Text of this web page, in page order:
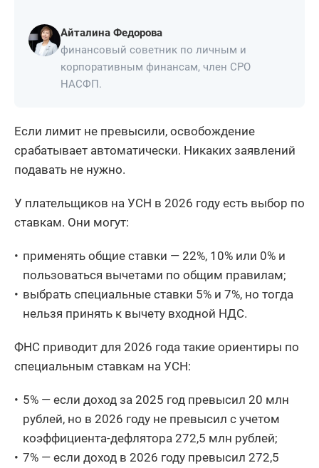
Айталина Федорова
финансовый советник по личным и
корпоративным финансам, член СРО
НАСФП.
Если лимит не превысили, освобождение
срабатывает автоматически. Никаких заявлений
подавать не нужно.
У плательщиков на УСН в 2026 году есть выбор по
ставкам. Они могут:
применять общие ставки — 22%, 10% или 0% и
пользоваться вычетами по общим правилам;
выбрать специальные ставки 5% и 7%, но тогда
нельзя принять к вычету входной НДС.
ФНС приводит для 2026 года такие ориентиры по
специальным ставкам на УСН:
5% — если доход за 2025 год превысил 20 млн
рублей, но в 2026 году не превысил с учетом
коэффициента-дефлятора 272,5 млн рублей;
7% — если доход в 2026 году превысил 272,5